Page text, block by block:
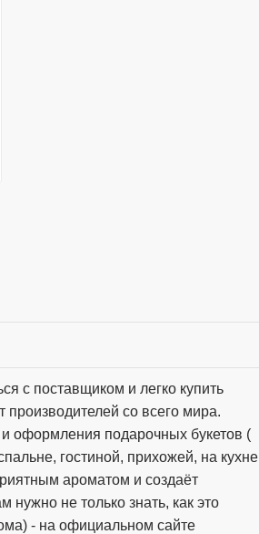
с поставщиком и легко купить
производителей со всего мира.
оформления подарочных букетов (
гостиной, прихожей, на кухне
ароматом и создаёт
нужно не только знать, как это
- на официальном сайте